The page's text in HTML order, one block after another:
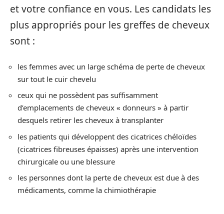
et votre confiance en vous. Les candidats les
plus appropriés pour les greffes de cheveux
sont :
les femmes avec un large schéma de perte de cheveux
sur tout le cuir chevelu
ceux qui ne possèdent pas suffisamment
d’emplacements de cheveux « donneurs » à partir
desquels retirer les cheveux à transplanter
les patients qui développent des cicatrices chéloïdes
(cicatrices fibreuses épaisses) après une intervention
chirurgicale ou une blessure
les personnes dont la perte de cheveux est due à des
médicaments, comme la chimiothérapie